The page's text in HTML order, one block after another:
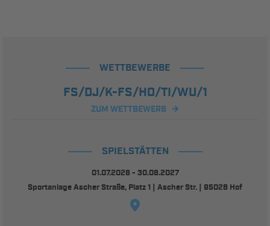
WETTBEWERBE
FS/DJ/K-FS/HO/TI/WU/1
ZUM WETTBEWERB
SPIELSTÄTTEN
01.07.2026 - 30.06.2027
Sportanlage Ascher Straße, Platz 1 | Ascher Str. | 95028 Hof